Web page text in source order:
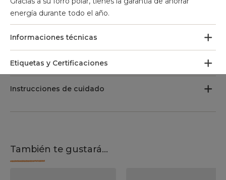
energía durante todo el año.
Informaciones técnicas
Etiquetas y Certificaciones
Instrucciones de cuidado
También te gustará...